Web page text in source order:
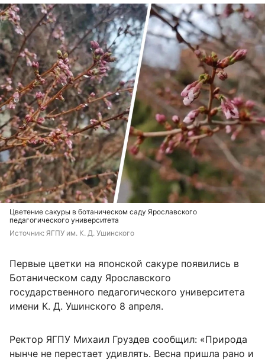
Цветение сакуры в ботаническом саду Ярославского
педагогического университета
Источник: ЯГПУ им. К. Д. Ушинского
Первые цветки на японской сакуре появились в
Ботаническом саду Ярославского
государственного педагогического университета
имени К. Д. Ушинского 8 апреля.
Ректор ЯГПУ Михаил Груздев сообщил: «Природа
нынче не перестает удивлять. Весна пришла рано и